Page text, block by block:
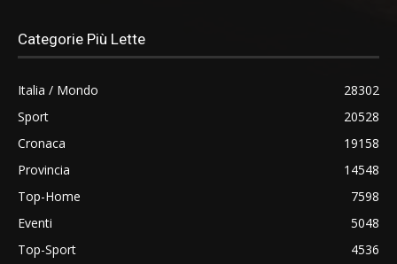
Categorie Più Lette
Italia / Mondo
28302
Sport
20528
Cronaca
19158
Provincia
14548
Top-Home
7598
Eventi
5048
Top-Sport
4536